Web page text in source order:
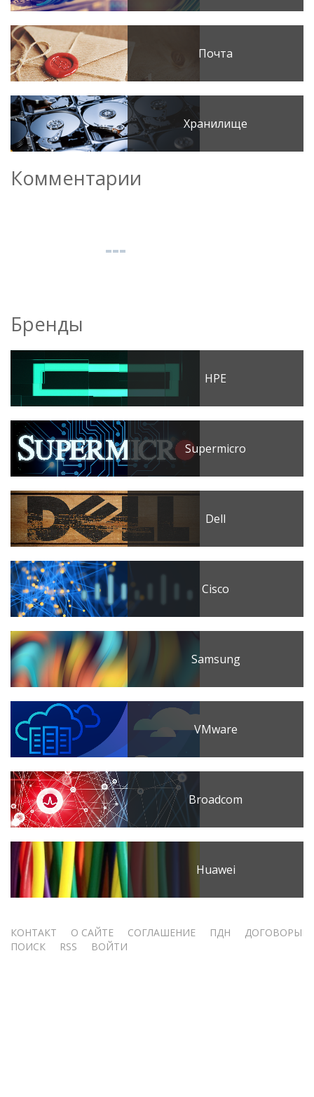
Почта
Хранилище
Комментарии
Бренды
HPE
Supermicro
Dell
Cisco
Samsung
VMware
Broadcom
Huawei
Меню
КОНТАКТ О САЙТЕ СОГЛАШЕНИЕ ПДН
ДОГОВОРЫ
ПОИСК
RSS ВОЙТИ